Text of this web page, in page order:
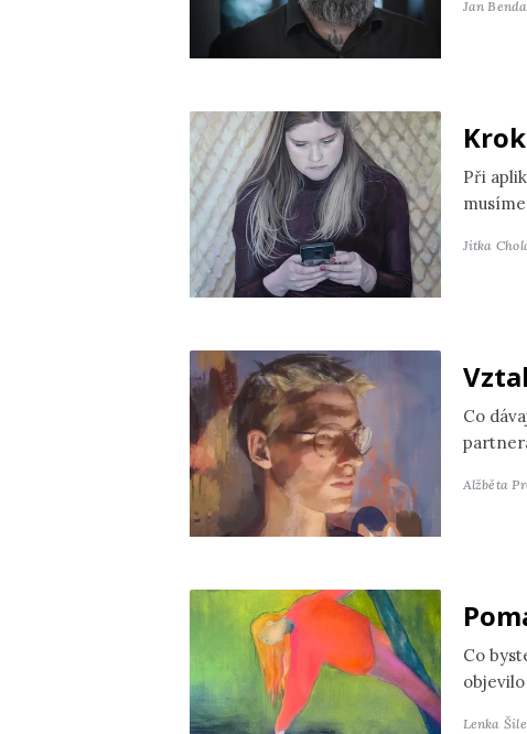
Jan
Při
Jitka
Co
Alžběta
Co
Lenka